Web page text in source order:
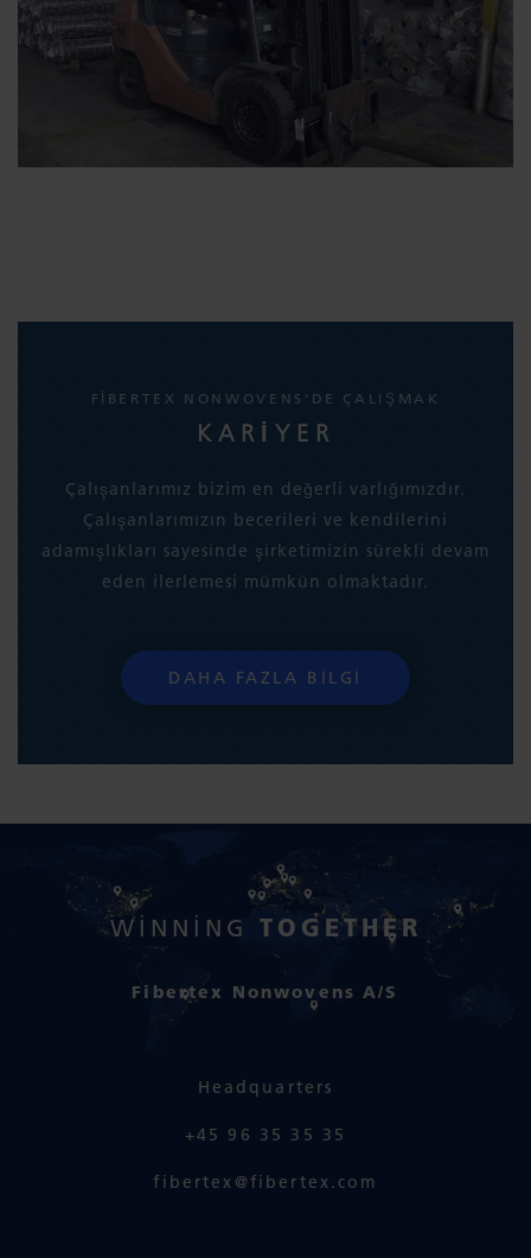
FIBERTEX NONWOVENS’DE ÇALIŞMAK
KARIYER
Çalışanlarımız bizim en değerli varlığımızdır.
Çalışanlarımızın becerileri ve kendilerini
adamışlıkları sayesinde şirketimizin sürekli devam
eden ilerlemesi mümkün olmaktadır.
DAHA FAZLA BILGI
WINNING TOGETHER
Fibertex Nonwovens A/S
Headquarters
+45 96 35 35 35
fibertex@fibertex.com